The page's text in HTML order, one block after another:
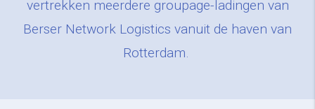
vertrekken meerdere groupage-ladingen van
Berser Network Logistics vanuit de haven van
Rotterdam.